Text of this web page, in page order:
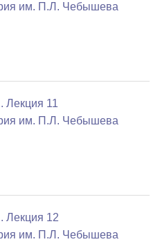
им. П.Л. Чебышева
Лекция 11
им. П.Л. Чебышева
Лекция 12
им. П.Л. Чебышева